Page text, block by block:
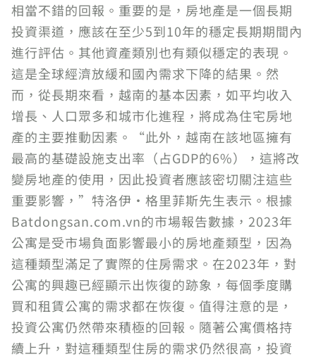
相當不錯的回報。重要的是，房地產是一個長期
投資渠道，應該在至少5到10年的穩定長期期間內
進行評估。其他資產類別也有類似穩定的表現。
這是全球經濟放緩和國內需求下降的結果。然
而，從長期來看，越南的基本因素，如平均收入
增長、人口眾多和城市化進程，將成為住宅房地
產的主要推動因素。“此外，越南在該地區擁有
最高的基礎設施支出率（占GDP的6%），這將改
變房地產的使用，因此投資者應該密切關注這些
重要影響，”特洛伊·格里菲斯先生表示。根據
Batdongsan.com.vn的市場報告數據，2023年
公寓是受市場負面影響最小的房地產類型，因為
這種類型滿足了實際的住房需求。在2023年，對
公寓的興趣已經顯示出恢復的跡象，每個季度購
買和租賃公寓的需求都在恢復。值得注意的是，
投資公寓仍然帶來積極的回報。隨著公寓價格持
續上升，對這種類型住房的需求仍然很高，投資